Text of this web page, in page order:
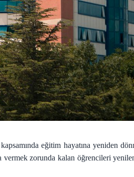
eğitim hayatına yeniden
zorunda kalan öğrencileri